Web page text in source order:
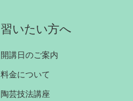
習いたい方へ
開講日のご案内
料金について
陶芸技法講座